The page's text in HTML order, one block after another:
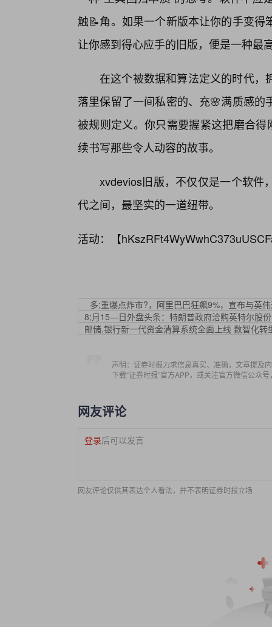
触📝角。如果一个新版本让你的手变
让你感到得心应手的旧版，便是一种最
在这个被数据和算法定义的时代，
落里保留了一间私密的、充🌸满质感
被规则定义。你只需要握紧这把磨合
续书写那些令人动容的故事。
xvdevios旧版，不仅仅是一个软件
代之间，最坚实的一道纽带。
活动：【
多;重爆点炸市?，阿里巴巴狂飙9%，宣布与英
8;月15—日外盘头条：特朗普政府洽购英特尔股
邮储,银行新一代资金清算系统全面上线 数智化转
声明：证券时报力求信息真实、准确，文章提及
下载“证券时报”官方APP，或关注官方微信公众
网友评论
登录后可以发言
网友评论仅供其表达个人看法，并不表明证券时报立场